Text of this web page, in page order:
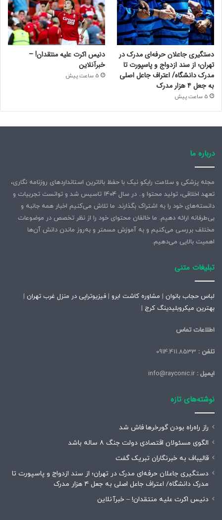
دستگیری جاعلان حرفه‌ای مدرک در
تهران؛ از سند ازدواج و پاسپورت تا
مدرک دانشگاه/ اعتراف جاعل اصلی
به جعل ۴ هزار مدرک
5 ساعت پیش
دنیس اکرت علیه منتقدان! –
خبرآنلاین
5 ساعت پیش
درباره ما
مجله پزشکی و سلامت رایکو نیک با حفظ بالاترین استانداردهای روزنامه نگاری،
تعهد اخلاقی، تولید محتوا و.. در سال ۱۴۰۴ تاسیس شد و توانست تجربیات و
دانسته‌های خود را به اشتراک بگذارند. ما تلاش می‌کنیم اخبار همه جانبه و
بی‌طرفانه ارائه دهیم. ما خالقان محتوای خود را از نظر تخصص در موضوعات
مختلف بررسی می‌کنیم و به آموزش مسمتر و به‌روز ماندن دانش آن‌ها
اهمیت بالایی می‌دهیم.
تبلیغات متنی
لباس حجاب بانوان | مشاوره کاشت ابرو | فیزیوتراپی در منزل غرب تهران |
بهترین میکروبلیدینگ کرج |
اطلاعات تماس
تلفن :
ایمیل :
نوشته‌های تازه
راز راه‌راه بودن گورخرها فاش شد
الگوی مسئولان اقتصادی دولت جنگ ۸ ساله باشد
قالیباف به خبرنگاران تبریک گفت
دستگیری جاعلان حرفه‌ای مدرک در تهران؛ از سند ازدواج و پاسپورت تا
مدرک دانشگاه/ اعتراف جاعل اصلی به جعل ۴ هزار مدرک
دنیس اکرت علیه منتقدان! – خبرآنلاین